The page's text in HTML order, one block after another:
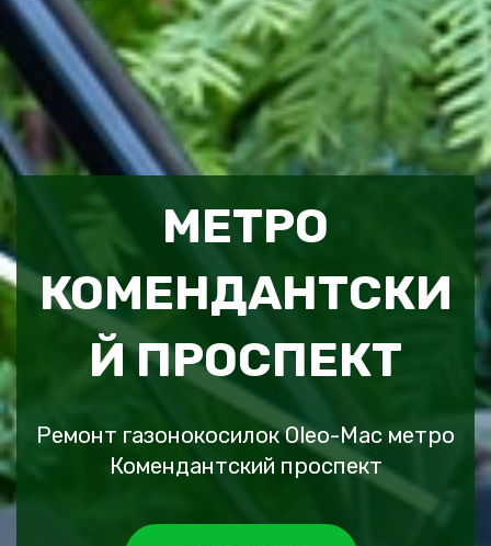
МЕТРО
КОМЕНДАНТСКИ
Й ПРОСПЕКТ
Ремонт газонокосилок Oleo-Mac метро
Комендантский проспект